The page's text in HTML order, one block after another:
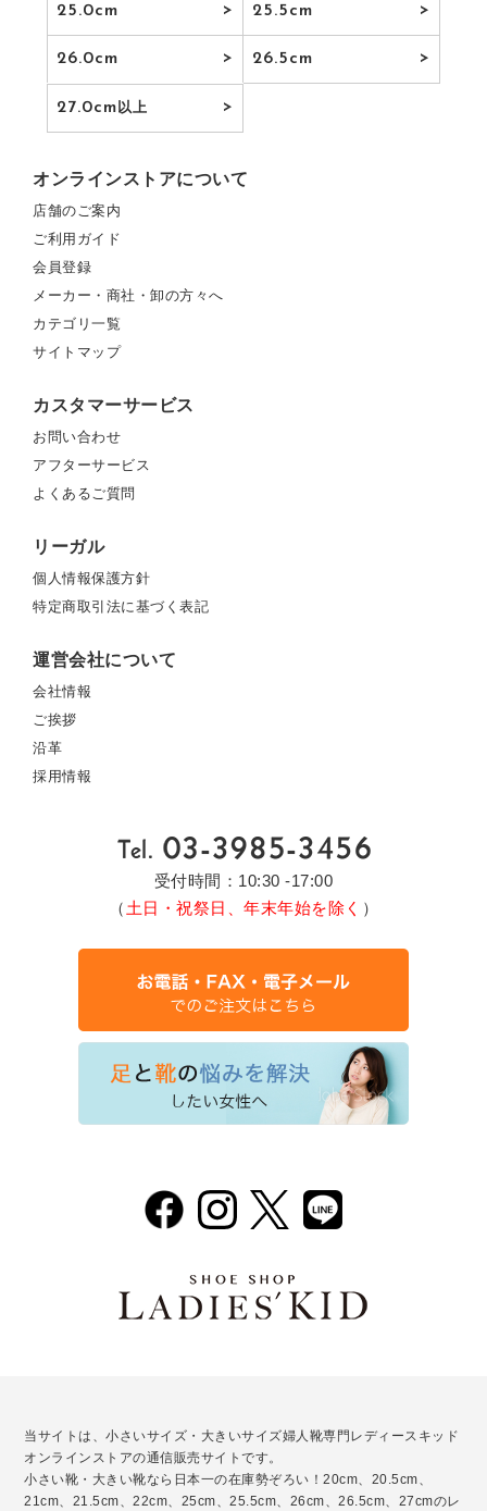
25.0cm 25.5cm
26.0cm 26.5cm
27.0cm 以上
オンラインストアについて
店舗のご案内
ご利用ガイド
会員登録
メーカー・商社・卸の方々へ
カテゴリ一覧
サイトマップ
カスタマーサービス
お問い合わせ
アフターサービス
よくあるご質問
リーガル
個人情報保護方針
特定商取引法に基づく表記
運営会社について
会社情報
ご挨拶
沿革
採用情報
受付時間：10:30 -17:00
（ 土日・祝祭日、年末年始を除く ）
当サイトは、小さいサイズ・大きいサイズ婦人靴専門レディースキッド
オンラインストアの通信販売サイトです。
小さい靴・大きい靴なら日本一の在庫勢ぞろい！20cm、20.5cm、
21cm、21.5cm、22cm、25cm、25.5cm、26cm、26.5cm、27cmのレ